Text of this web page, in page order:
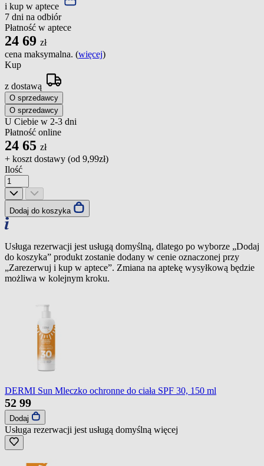
i kup w aptece
7 dni na odbiór
Płatność w aptece
24 69 zł
cena maksymalna. (więcej)
Kup
z dostawą
O sprzedawcy
O sprzedawcy
U Ciebie w 2-3 dni
Płatność online
24 65 zł
+ koszt dostawy (od 9,99zł)
Ilość
Dodaj do koszyka
Usługa rezerwacji jest usługą domyślną, dlatego po wyborze „Dodaj
do koszyka” produkt zostanie dodany w cenie oznaczonej przy
„Zarezerwuj i kup w aptece”. Zmiana na aptekę wysyłkową będzie
możliwa w kolejnym kroku.
DERMI Sun Mleczko ochronne do ciała SPF 30, 150 ml
52 99
Dodaj
Usługa rezerwacji jest usługą domyślną więcej